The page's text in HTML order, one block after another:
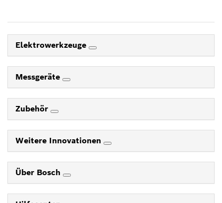
Elektrowerkzeuge
Messgeräte
Zubehör
Weitere Innovationen
Über Bosch